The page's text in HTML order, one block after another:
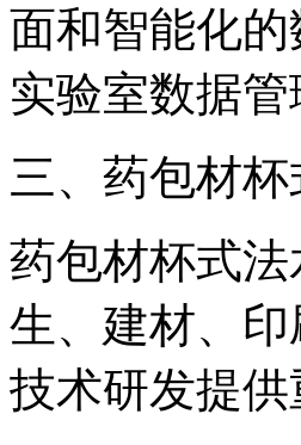
面和智能化
实验室数据
三、药包材
药包材杯式
生、建材、
技术研发提供